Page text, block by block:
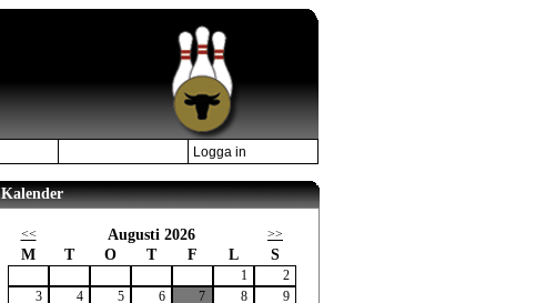
Logga in
Kalender
<< Augusti 2026 >>
M T O T F L S
1
2
3
4 5 6 7 8
9